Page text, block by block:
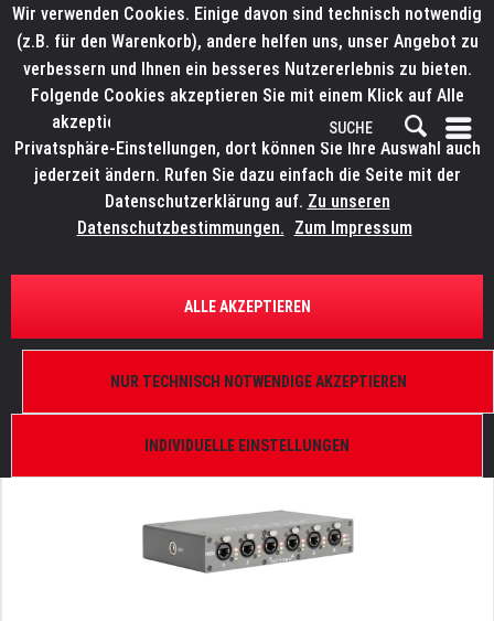
ÜBERSICHT DMX-TOOLS
OBSIDIAN Netron NS8
1/2 19" Truss, DIN
Wir verwenden Cookies. Einige davon sind technisch notwendig
(z.B. für den Warenkorb), andere helfen uns, unser Angebot zu
verbessern und Ihnen ein besseres Nutzererlebnis zu bieten.
Folgende Cookies akzeptieren Sie mit einem Klick auf Alle
akzeptieren. Weitere Informationen finden Sie in den
Privatsphäre-Einstellungen, dort können Sie Ihre Auswahl auch
jederzeit ändern. Rufen Sie dazu einfach die Seite mit der
Datenschutzerklärung auf. Zu unseren
Datenschutzbestimmungen. Zum Impressum
INDIVIDUELLE EINSTELLUNGEN
NUR TECHNISCH NOTWENDIGE AKZEPTIEREN
ALLE AKZEPTIEREN